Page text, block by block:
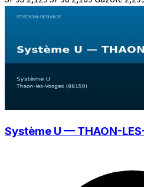
Système U — THAON-